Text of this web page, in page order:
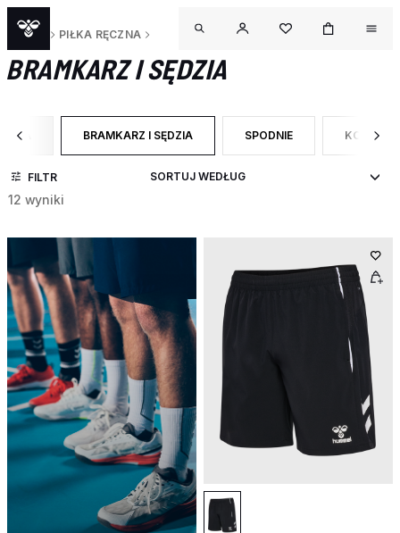
SPORT PIŁKA RĘCZNA
BRAMKARZ I SĘDZIA
PIŁKA RĘCZNA
BRAMKARZ I SĘDZIAWYBRANY OBECNIE ZAWĘŻONO DO CATEGORY:
SPODNIE
ZAWĘŹ DO RODZAJZAWĘŹ
FILTR
12 wyniki